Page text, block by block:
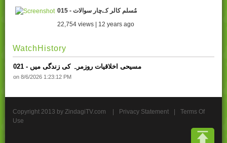
015 - مُسلم کالر کےچار سوالات
22,754 views | 12 years ago
WatchHistory
021 - مسیحی اخلاقیات روزمرہ کی زندگی میں
on 8/6/2026 1:23:12 PM
Copyright 2013 by ZindagiTV.com Privacy Statement
Terms Of
Use